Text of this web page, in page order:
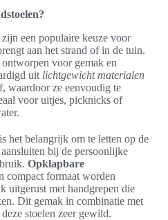
zijn een populaire keuze voor
aan het strand of in de tuin.
voor gemak en
uit lichtgewicht materialen
waardoor ze eenvoudig te
voor uitjes, picknicks of
is het belangrijk om te letten op de
bij de persoonlijke
Opklapbare
compact formaat worden
uitgerust met handgrepen die
Dit gemak in combinatie met
stoelen zeer gewild.